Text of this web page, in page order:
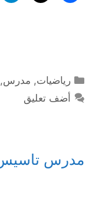
التصنيفات
رياضيات, مدرس,
أضف تعليق
مدرس تاسيس